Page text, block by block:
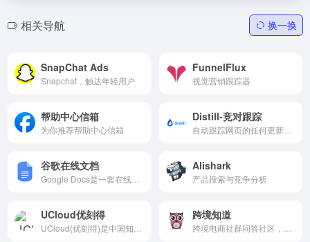
相关导航 换一换
SnapChat Ads
Snapchat，触达年轻用户
FunnelFlux
视觉营销跟踪器
帮助中心信箱
为你推荐帮助中心信箱
Distill-竞对跟踪
谷歌在线文档 Alishark
产品搜索与竞争分析
UCloud优刻得 跨境知道